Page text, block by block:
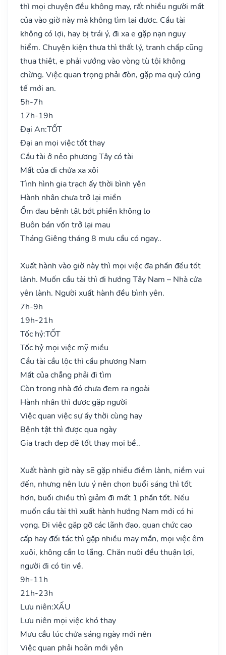
thì mọi chuyện đều không may, rất nhiều người mất
của vào giờ này mà không tìm lại được. Cầu tài
không có lợi, hay bị trái ý, đi xa e gặp nạn nguy
hiểm. Chuyện kiện thưa thì thất lý, tranh chấp cũng
thua thiệt, e phải vướng vào vòng tù tội không
chừng. Việc quan trọng phải đòn, gặp ma quỷ cúng
tế mới an.
5h-7h
17h-19h
Đại An:TỐT
Đại an mọi việc tốt thay
Cầu tài ở nẻo phương Tây có tài
Mất của đi chửa xa xôi
Tình hình gia trạch ấy thời bình yên
Hành nhân chưa trở lại miền
Ốm đau bệnh tật bớt phiền không lo
Buôn bán vốn trở lại mau
Tháng Giêng tháng 8 mưu cầu có ngay..
Xuất hành vào giờ này thì mọi việc đa phần đều tốt
lành. Muốn cầu tài thì đi hướng Tây Nam – Nhà cửa
yên lành. Người xuất hành đều bình yên.
7h-9h
19h-21h
Tốc hỷ:TỐT
Tốc hỷ mọi việc mỹ miều
Cầu tài cầu lộc thì cầu phương Nam
Mất của chẳng phải đi tìm
Còn trong nhà đó chưa đem ra ngoài
Hành nhân thì được gặp người
Việc quan việc sự ấy thời cùng hay
Bệnh tật thì được qua ngày
Gia trạch đẹp đẽ tốt thay mọi bề..
Xuất hành giờ này sẽ gặp nhiều điềm lành, niềm vui
đến, nhưng nên lưu ý nên chọn buổi sáng thì tốt
hơn, buổi chiều thì giảm đi mất 1 phần tốt. Nếu
muốn cầu tài thì xuất hành hướng Nam mới có hi
vọng. Đi việc gặp gỡ các lãnh đạo, quan chức cao
cấp hay đối tác thì gặp nhiều may mắn, mọi việc êm
xuôi, không cần lo lắng. Chăn nuôi đều thuận lợi,
người đi có tin về.
9h-11h
21h-23h
Lưu niên:XẤU
Lưu niên mọi việc khó thay
Mưu cầu lúc chửa sáng ngày mới nên
Việc quan phải hoãn mới yên